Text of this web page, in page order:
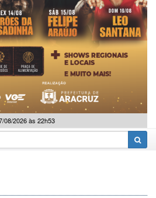
08/2026 às 22h53